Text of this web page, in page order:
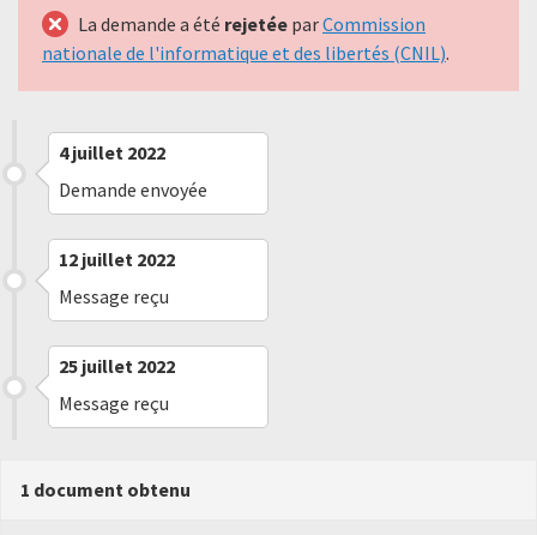
La demande a été rejetée parCommission
nationale de l'informatique et des libertés (CNIL).
4 juillet 2022
Demande envoyée
12 juillet 2022
Message reçu
25 juillet 2022
Message reçu
1 document obtenu